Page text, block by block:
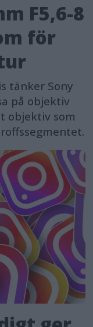
F5,6-8
för
tänker Sony
på objektiv
objektiv som